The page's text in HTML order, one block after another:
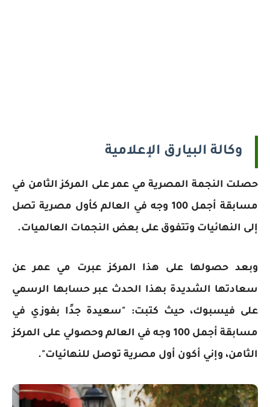
وكالة البيارق الإعلامية
حصلت النجمة المصرية مي عمر على المركز الثامن في
مسابقة أجمل 100 وجه في العالم كأول مصرية تصل
إلى النهائيات وتتفوق على بعض النجمات العالميات.
وبعد حصولها على هذا المركز عبرت مي عمر عن
سعادتها الشديدة بهذا الحدث عبر حسابها الرسمي
على فيسبوك، حيث كتبت: "سعيدة جدًا بفوزي في
مسابقة أجمل 100 وجه في العالم وحصولي على المركز
الثامن، وإني أكون أول مصرية توصل للنهائيات".